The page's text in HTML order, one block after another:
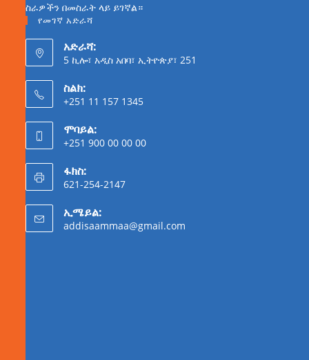
ስራዎችን በመስራት ላይ ይገኛል።
የመገኛ አድራሻ
አድራሻ:
5 ኪሎ፣ አዲስ አበባ፣ ኢትዮጵያ፣ 251
ስልክ:
+251 11 157 1345
ሞባይል:
+251 900 00 00 00
ፋክስ:
621-254-2147
ኢሜይል:
addisaammaa@gmail.com